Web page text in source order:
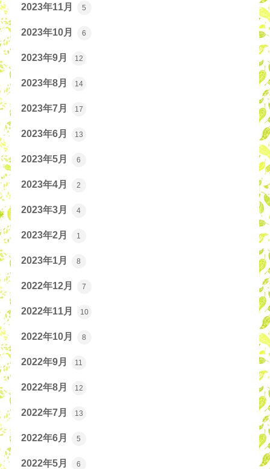
2023年11月 5
2023年10月 6
2023年9月 12
2023年8月 14
2023年7月 17
2023年6月 13
2023年5月 6
2023年4月 2
2023年3月 4
2023年2月 1
2023年1月 8
2022年12月 7
2022年11月 10
2022年10月 8
2022年9月 11
2022年8月 12
2022年7月 13
2022年6月 5
2022年5月 6